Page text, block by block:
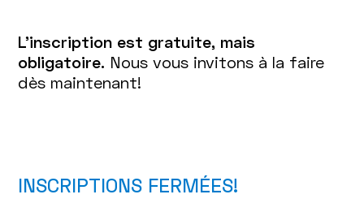
L'inscription est gratuite, mais
obligatoire. Nous vous invitons à la faire
dès maintenant!
INSCRIPTIONS FERMÉES!